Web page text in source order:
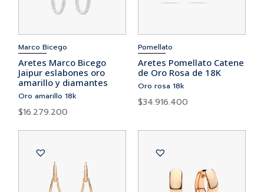
Marco Bicego
Aretes Marco Bicego
Jaipur eslabones oro
amarillo y diamantes
Oro amarillo 18k
$16.279.200
Pomellato
Aretes Pomellato Catene
de Oro Rosa de 18K
Oro rosa 18k
$34.916.400